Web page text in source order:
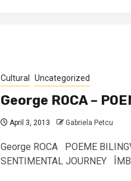
Cultural Uncategorized
George ROCA –
April 3, 2013 Gabriela Petcu
George ROCA POEME
SENTIMENTAL JOURNEY